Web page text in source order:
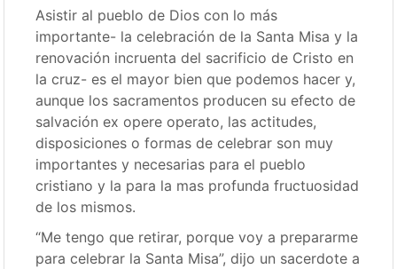
Asistir al pueblo de Dios con lo más
importante- la celebración de la Santa Misa y la
renovación incruenta del sacrificio de Cristo en
la cruz- es el mayor bien que podemos hacer y,
aunque los sacramentos producen su efecto de
salvación ex opere operato, las actitudes,
disposiciones o formas de celebrar son muy
importantes y necesarias para el pueblo
cristiano y la para la mas profunda fructuosidad
de los mismos.
“Me tengo que retirar, porque voy a prepararme
para celebrar la Santa Misa”, dijo un sacerdote a